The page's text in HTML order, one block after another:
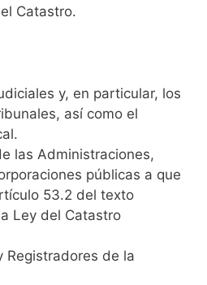
Catastro.
y, en particular, los
así como el
las Administraciones,
públicas a que
53.2 del texto
Ley del Catastro
Registradores de la